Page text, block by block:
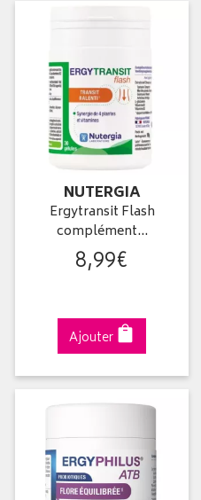
NUTERGIA
Ergytransit Flash
complément…
8,99€
Ajouter